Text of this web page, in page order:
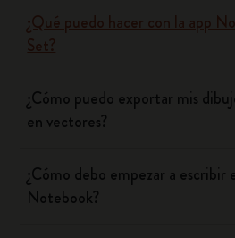
¿Qué puedo hacer con la app
Set?
¿Cómo puedo exportar mis
en vectores?
¿Cómo debo empezar a escribir
Notebook?